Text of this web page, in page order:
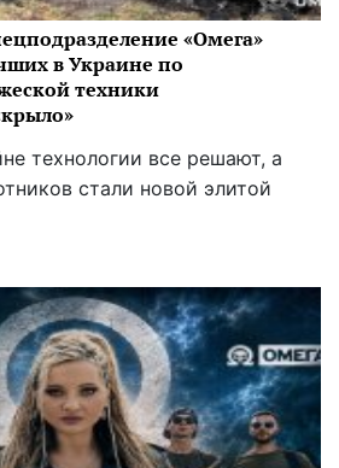
«Омега»
в Украине по
техники
технологии все решают, а
стали новой элитой